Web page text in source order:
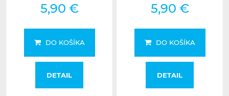
5,90 €
DO KOŠÍKA
DETAIL
5,90 €
DO KOŠÍKA
DETAIL